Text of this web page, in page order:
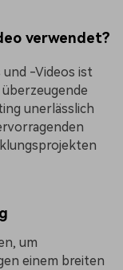
verwendet?
-Videos ist
unerlässlich
um
einem breiten